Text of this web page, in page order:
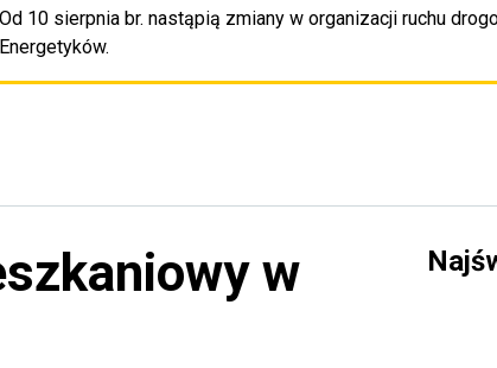
Od 10 sierpnia br. nastąpią zmiany w organizacji ruchu
Energetyków.
w